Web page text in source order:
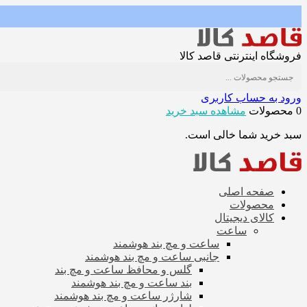
فروشگاه اینترنتی قاصد کالا
ورود به حساب کاربری
0 محصولات
مشاهده سبد خرید
سبد خرید شما خالی است.
صفحه اصلی
محصولات
کالای دیجیتال
ساعت
ساعت و مچ بند هوشمند
جانبی ساعت و مچ بند هوشمند
گلس و محافظ ساعت و مچ بند
بند ساعت و مچ بند هوشمند
شارژر ساعت و مچ بند هوشمند